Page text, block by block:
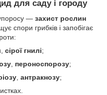
для саду і городу
— захист рослин
спори грибків і запобігає
сірої гнилі;
пероноспорозу;
антракнозу;